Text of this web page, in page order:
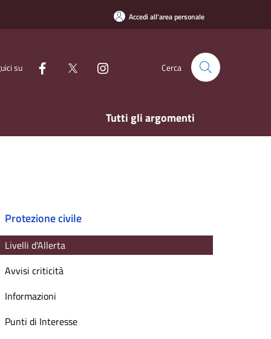
Accedi all'area personale
su Cerca
Tutti gli argomenti
Protezione civile
Livelli d'Allerta
Avvisi criticità
Informazioni
Punti di Interesse